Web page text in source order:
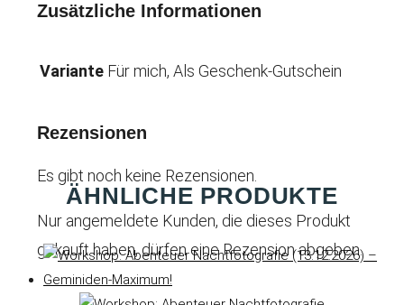
Zusätzliche Informationen
Variante Für mich, Als Geschenk-Gutschein
Rezensionen
Es gibt noch keine Rezensionen.
Nur angemeldete Kunden, die dieses Produkt
gekauft haben, dürfen eine Rezension abgeben.
ÄHNLICHE PRODUKTE